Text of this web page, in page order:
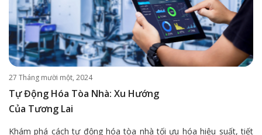
27 Tháng mười một, 2024
Tự Động Hóa Tòa Nhà: Xu Hướng
Của Tương Lai
Khám phá cách tự động hóa tòa nhà tối ưu hóa hiệu suất, tiết